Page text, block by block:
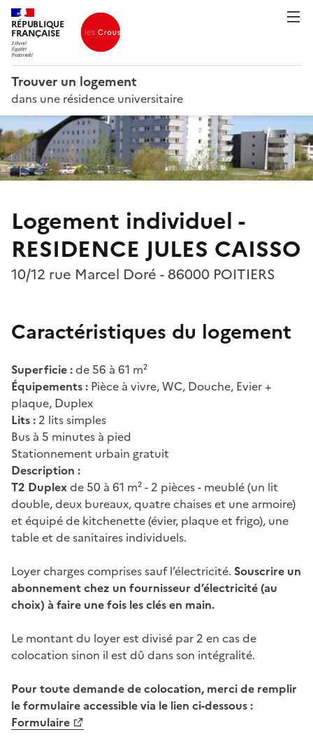
RÉPUBLIQUE
FRANÇAISE
Trouver un logement
dans une résidence universitaire
Logement individuel -
RESIDENCE JULES CAISSO
10/12 rue Marcel Doré - 86000 POITIERS
Caractéristiques du logement
Superficie :de 56 à 61 m²
Équipements : Pièce à vivre, WC, Douche, Evier +
plaque, Duplex
Lits : 2 lits simples
Bus à 5 minutes à pied
Stationnement urbain gratuit
Description :
T2 Duplexde 50 à 61 m² - 2 pièces - meublé (un lit
double, deux bureaux, quatre chaises et une armoire)
et équipé de kitchenette (évier, plaque et frigo), une
table et de sanitaires individuels.
Loyer charges comprises sauf l’électricité. Souscrire un
abonnement chez un fournisseur d’électricité (au
choix) à faire une fois les clés en main.
Le montant du loyer est divisé par 2 en cas de
colocation sinon il est dû dans son intégralité.
Pour toute demande de colocation, merci de remplir
le formulaire accessible via le lien ci-dessous :
Formulaire